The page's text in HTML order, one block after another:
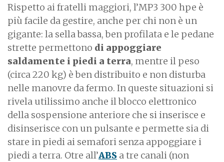
Rispetto ai fratelli maggiori, l’MP3 300 hpe è
più facile da gestire, anche per chi non è un
gigante: la sella bassa, ben profilata e le pedane
strette permettono di appoggiare
saldamente i piedi a terra, mentre il peso
(circa 220 kg) è ben distribuito e non disturba
nelle manovre da fermo. In queste situazioni si
rivela utilissimo anche il blocco elettronico
della sospensione anteriore che si inserisce e
disinserisce con un pulsante e permette sia di
stare in piedi ai semafori senza appoggiare i
piedi a terra. Otre all’ABS a tre canali (non